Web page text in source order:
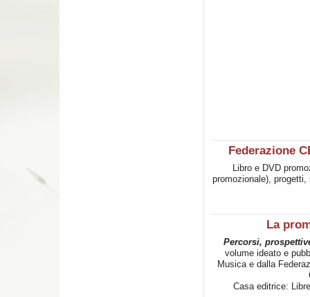
Federazione
Libro e DVD
promozionale),
La
Percorsi,
volume ideato e
Musica e dalla
Casa editrice: